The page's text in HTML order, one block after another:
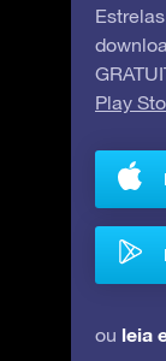
Play
ou leia